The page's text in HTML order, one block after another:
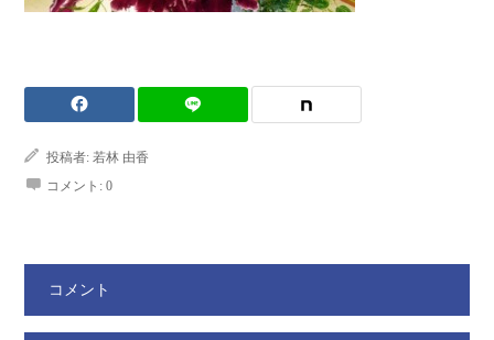
投稿者: 若林 由香
コメント: 0
コメント